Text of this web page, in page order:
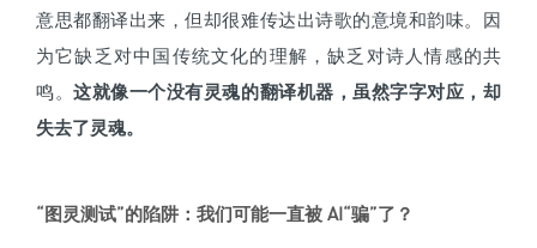
意思都翻译出来，但却很难传达出诗歌的意境和韵味。因
为它缺乏对中国传统文化的理解，缺乏对诗人情感的共
鸣。这就像一个没有灵魂的翻译机器，虽然字字对应，却
失去了灵魂。
“图灵测试”的陷阱：我们可能一直被 AI“骗”了？